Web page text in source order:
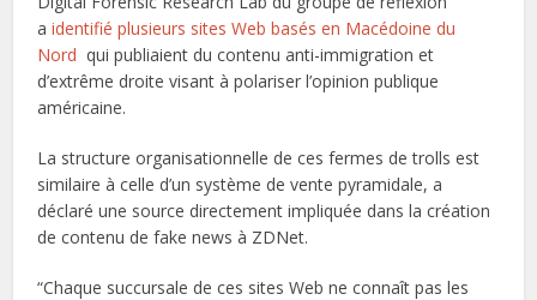
aidentifié plusieurs sites Web basés en Macédoine du
Nord qui publiaient du contenu anti-immigration et
d’extrême droite visant à polariser l’opinion publique
américaine.
La structure organisationnelle de ces fermes de trolls est
similaire à celle d’un système de vente pyramidale, a
déclaré une source directement impliquée dans la création
de contenu de fake news à ZDNet.
“Chaque succursale de ces sites Web ne connaît pas les